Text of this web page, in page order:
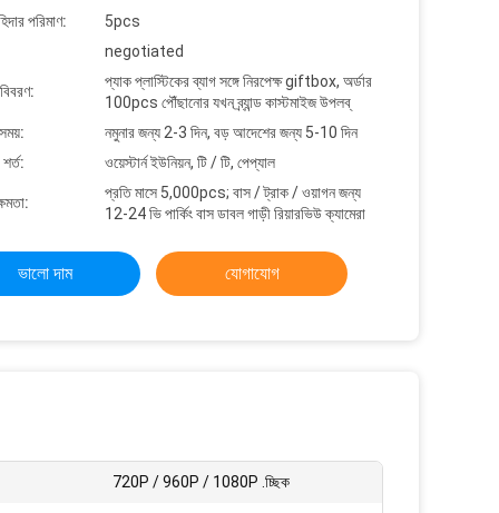
পরিমাণ:
5pcs
negotiated
প্যাক প্লাস্টিকের ব্যাগ সঙ্গে নিরপেক্ষ giftbox, অর্ডার
100pcs পৌঁছানোর যখন ব্র্যান্ড কাস্টমাইজ উপলব্
নমুনার জন্য 2-3 দিন, বড় আদেশের জন্য 5-10 দিন
ওয়েস্টার্ন ইউনিয়ন, টি / টি, পেপ্যাল
প্রতি মাসে 5,000pcs; বাস / ট্রাক / ওয়াগন জন্য
12-24 ভি পার্কিং বাস ডাবল গাড়ী রিয়ারভিউ ক্যামেরা
ভালো দাম যোগাযোগ
720P / 960P / 1080P .চ্ছিক